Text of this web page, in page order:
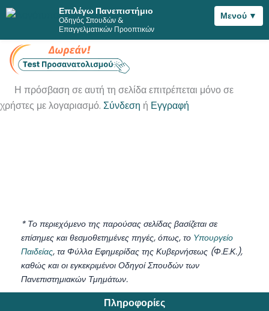
στο
περιεχόμενο
Η πρόσβαση σε αυτή τη σελίδα επιτρέπεται μόνο σε
χρήστες με λογαριασμό. Σύνδεση ή Εγγραφή
* Το περιεχόμενο της παρούσας σελίδας βασίζεται σε
επίσημες και θεσμοθετημένες πηγές, όπως, το Υπουργείο
Παιδείας, τα Φύλλα Εφημερίδας της Κυβερνήσεως (Φ.Ε.Κ.),
καθώς και οι εγκεκριμένοι Οδηγοί Σπουδών των
Πανεπιστημιακών Τμημάτων.
Πληροφορίες
Επιλέγω Πανεπιστήμιο
Οδηγός Σπουδών &
Επαγγελματικών Προοπτικών
Μενού ▼